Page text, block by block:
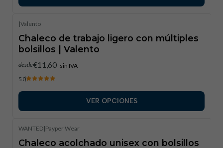
|Valento
Chaleco de trabajo ligero con múltiples
bolsillos | Valento
desde€11,60 sin IVA
5.0
VER OPCIONES
WANTED|Payper Wear
Chaleco acolchado unisex con bolsillos